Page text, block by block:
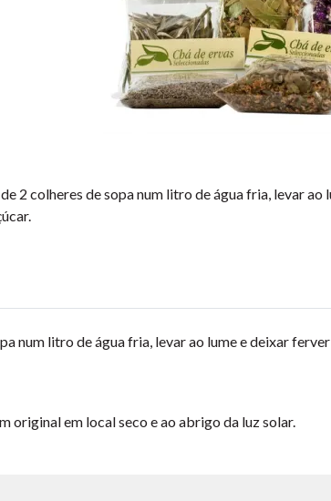
2 colheres de sopa num litro de água fria, levar
num litro de água fria, levar ao lume e deixar
original em local seco e ao abrigo da luz solar.